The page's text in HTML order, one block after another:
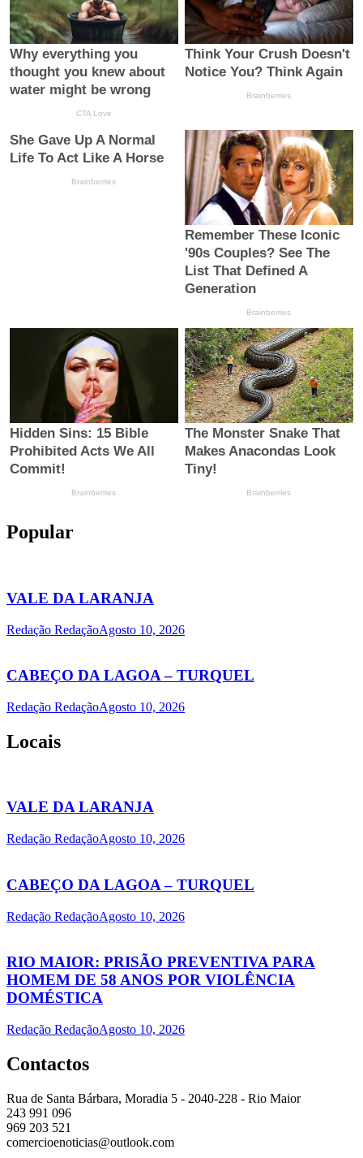
Popular
VALE DA LARANJA
Redação RedaçãoAgosto 10, 2026
CABEÇO DA LAGOA – TURQUEL
Redação RedaçãoAgosto 10, 2026
Locais
VALE DA LARANJA
Redação RedaçãoAgosto 10, 2026
CABEÇO DA LAGOA – TURQUEL
Redação RedaçãoAgosto 10, 2026
RIO MAIOR: PRISÃO PREVENTIVA PARA
HOMEM DE 58 ANOS POR VIOLÊNCIA
DOMÉSTICA
Redação RedaçãoAgosto 10, 2026
Contactos
Rua de Santa Bárbara, Moradia 5 - 2040-228 - Rio Maior
243 991 096
969 203 521
comercioenoticias@outlook.com